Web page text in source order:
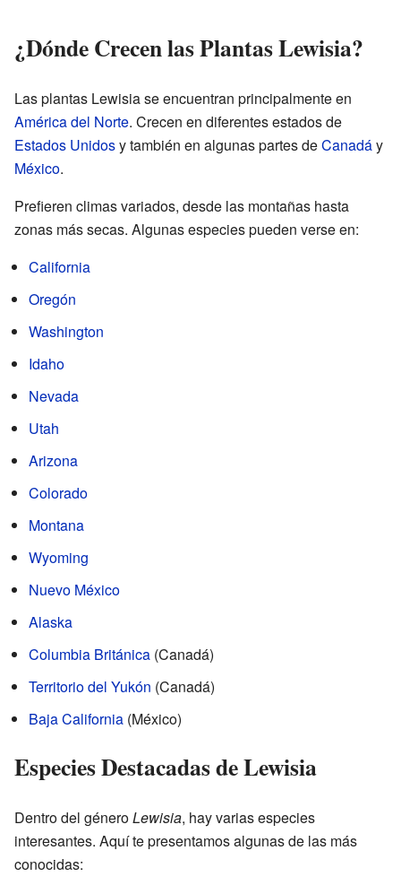
¿Dónde Crecen las Plantas Lewisia?
Las plantas Lewisia se encuentran principalmente en
América del Norte. Crecen en diferentes estados de
Estados Unidosy también en algunas partes deCanadáy
México.
Prefieren climas variados, desde las montañas hasta
zonas más secas. Algunas especies pueden verse en:
California
Oregón
Washington
Idaho
Nevada
Utah
Arizona
Colorado
Montana
Wyoming
Nuevo México
Alaska
Columbia Británica (Canadá)
Territorio del Yukón (Canadá)
Baja California (México)
Especies Destacadas de Lewisia
Dentro del géneroLewisia, hay varias especies
interesantes. Aquí te presentamos algunas de las más
conocidas: